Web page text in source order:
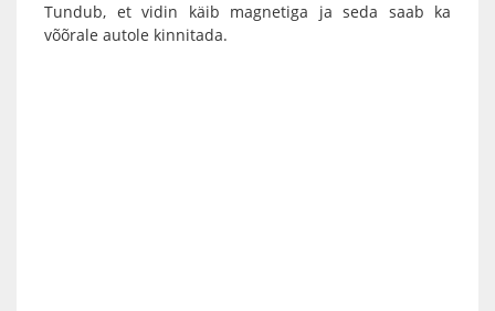
Tundub, et vidin käib magnetiga ja seda saab ka
võõrale autole kinnitada.